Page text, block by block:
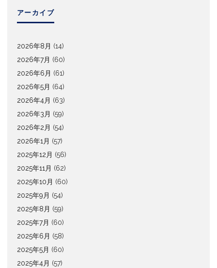
アーカイブ
2026年8月 (14)
2026年7月 (60)
2026年6月 (61)
2026年5月 (64)
2026年4月 (63)
2026年3月 (59)
2026年2月 (54)
2026年1月 (57)
2025年12月 (56)
2025年11月 (62)
2025年10月 (60)
2025年9月 (54)
2025年8月 (59)
2025年7月 (60)
2025年6月 (58)
2025年5月 (60)
2025年4月 (57)